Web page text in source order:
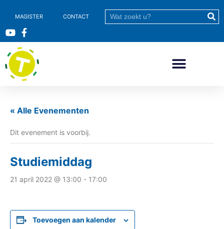
MAGISTER CONTACT
« Alle Evenementen
Dit evenement is voorbij.
Studiemiddag
21 april 2022 @ 13:00 - 17:00
Toevoegen aan kalender